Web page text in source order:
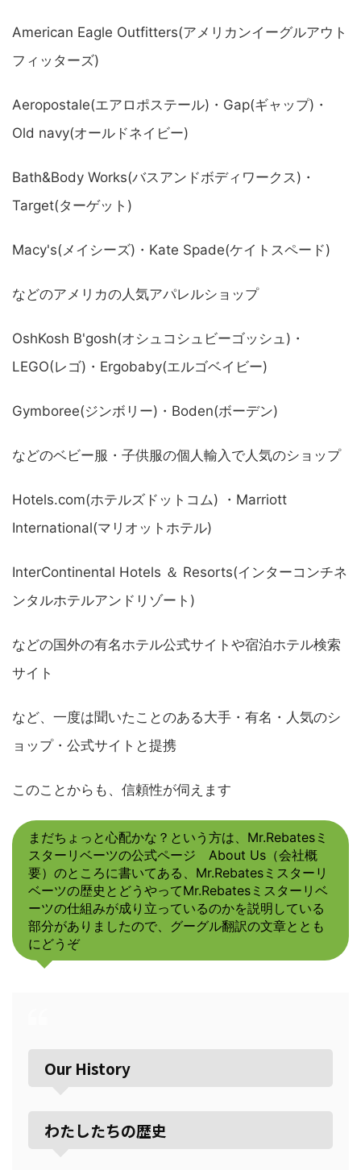
American Eagle Outfitters(アメリカンイーグルアウト
フィッターズ)
Aeropostale(エアロポステール)・Gap(ギャップ)・
Old navy(オールドネイビー)
Bath&Body Works(バスアンドボディワークス)・
Target(ターゲット)
Macy's(メイシーズ)・Kate Spade(ケイトスペード)
などのアメリカの人気アパレルショップ
OshKosh B'gosh(オシュコシュビーゴッシュ)・
LEGO(レゴ)・Ergobaby(エルゴベイビー)
Gymboree(ジンボリー)・Boden(ボーデン)
などのベビー服・子供服の個人輸入で人気のショップ
Hotels.com(ホテルズドットコム) ・Marriott
International(マリオットホテル)
InterContinental Hotels ＆ Resorts(インターコンチネ
ンタルホテルアンドリゾート)
などの国外の有名ホテル公式サイトや宿泊ホテル検索
サイト
など、一度は聞いたことのある大手・有名・人気のシ
ョップ・公式サイトと提携
このことからも、信頼性が伺えます
まだちょっと心配かな？という方は、Mr.Rebatesミ
スターリベーツの公式ページ About Us（会社概
要）のところに書いてある、Mr.Rebatesミスターリ
ベーツの歴史とどうやってMr.Rebatesミスターリベ
ーツの仕組みが成り立っているのかを説明している
部分がありましたので、グーグル翻訳の文章ととも
にどうぞ
Our History
わたしたちの歴史